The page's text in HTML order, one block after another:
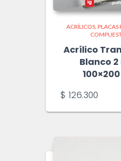
ACRÍLICOS PLACAS
Acrílico
Blanco
$ 126.300